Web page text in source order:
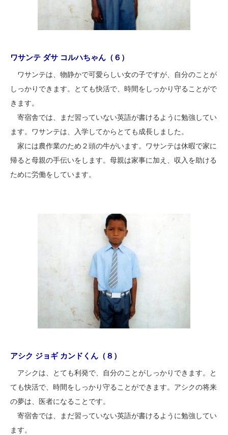
ワサンテ ダサ コルハちゃん（６）
ワサンテは、物静かで可愛らしい女の子ですが、自分のことが
しっかりできます。とても快活で、時間をしっかり守ることがで
きます。
寄宿舎では、まだ習っていない英語が書けるように勉強してい
ます。ワサンテは、入学してからとても成長しました。
家には農作業のため２頭の牛がいます。ワサンテは休暇で家に
帰ると母親の手伝いをします。母親は家事に加え、収入を助ける
ために労働をしています。
アシク ジョギ カンドくん（８）
アシクは、とても利発で、自分のことがしっかりできます。と
ても快活で、時間をしっかり守ることができます。アシクの将来
の夢は、医者になることです。
寄宿舎では、まだ習っていない英語が書けるように勉強してい
ます。